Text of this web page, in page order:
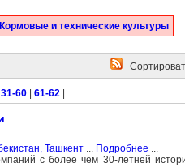
и технические культуры
31-60 61-62
Ташкент... Подробнее ...
с более чем 30-летней